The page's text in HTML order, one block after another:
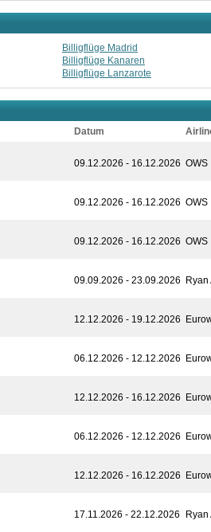
Billigflüge Madrid
Billigflüge Kanaren
Billigflüge Lanzarote
Datum
09.12.2026 - 16.12.2026 OWS
09.12.2026 - 16.12.2026 OWS
09.12.2026 - 16.12.2026 OWS
09.09.2026 - 23.09.2026 Ryan
12.12.2026 - 19.12.2026
06.12.2026 - 12.12.2026
12.12.2026 - 16.12.2026
06.12.2026 - 12.12.2026
12.12.2026 - 16.12.2026
17.11.2026 - 22.12.2026 Ryan